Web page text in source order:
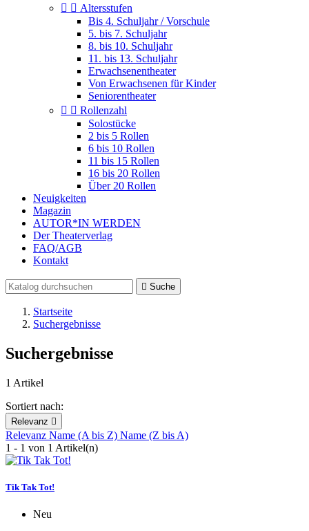
  Altersstufen
Bis 4. Schuljahr / Vorschule
5. bis 7. Schuljahr
8. bis 10. Schuljahr
11. bis 13. Schuljahr
Erwachsenentheater
Von Erwachsenen für Kinder
Seniorentheater
  Rollenzahl
Solostücke
2 bis 5 Rollen
6 bis 10 Rollen
11 bis 15 Rollen
16 bis 20 Rollen
Über 20 Rollen
Neuigkeiten
Magazin
AUTOR*IN WERDEN
Der Theaterverlag
FAQ/AGB
Kontakt
 Suche
Startseite
Suchergebnisse
Suchergebnisse
1 Artikel
Sortiert nach:
Relevanz 
Relevanz Name (A bis Z) Name (Z bis A)
1 - 1 von 1 Artikel(n)
Tik Tak Tot!
Neu